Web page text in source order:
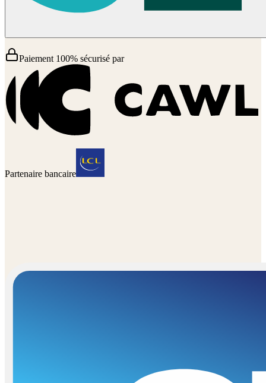
Paiement 100% sécurisé par
Partenaire bancaire